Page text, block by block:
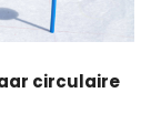
circulaire